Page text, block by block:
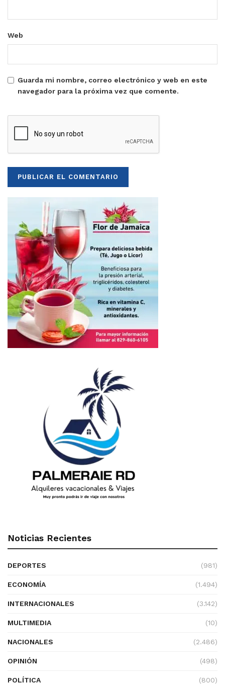
Web
Guarda mi nombre, correo electrónico y web en este
navegador para la próxima vez que comente.
Noticias Recientes
DEPORTES (981)
ECONOMÍA (1.494)
INTERNACIONALES (3.142)
MULTIMEDIA (10)
NACIONALES (2.486)
OPINIÓN (498)
POLÍTICA (800)